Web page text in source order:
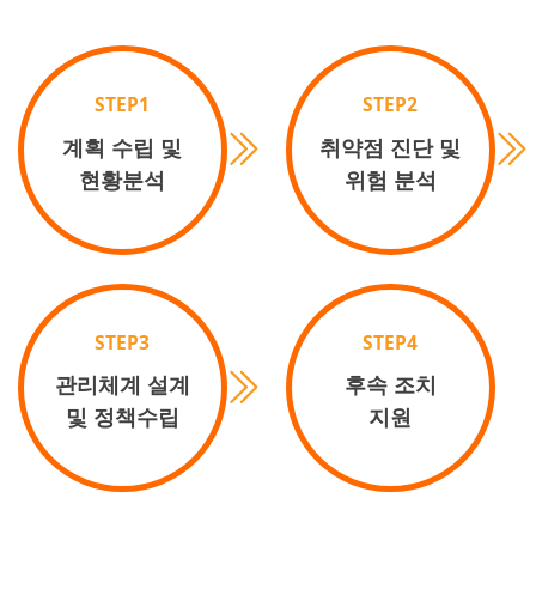
STEP1
계획 수립 및
현황분석
STEP2
취약점 진단 및
위험 분석
STEP3
관리체계 설계
및 정책수립
STEP4
후속 조치
지원